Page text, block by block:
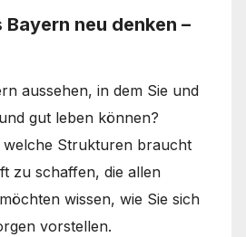
Bayern neu denken –
aussehen, in dem Sie und
gut leben können?
welche Strukturen braucht
zu schaffen, die allen
wissen, wie Sie sich
vorstellen.